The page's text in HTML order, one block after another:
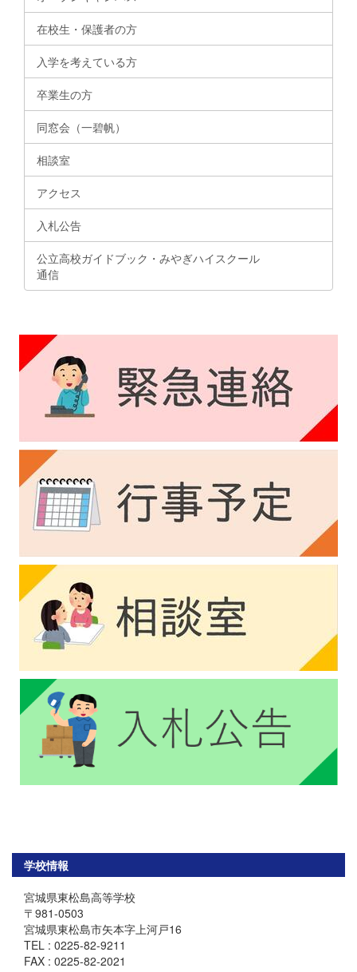
在校生・保護者の方
入学を考えている方
卒業生の方
同窓会（一碧帆）
相談室
アクセス
入札公告
公立高校ガイドブック・みやぎハイスクール
通信
学校情報
宮城県東松島高等学校
〒981-0503
宮城県東松島市矢本字上河戸16
TEL : 0225-82-9211
FAX : 0225-82-2021